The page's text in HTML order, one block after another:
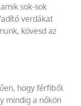
sok-sok
verdákat
kövesd az
hogy férfiből
mindig a nőkön